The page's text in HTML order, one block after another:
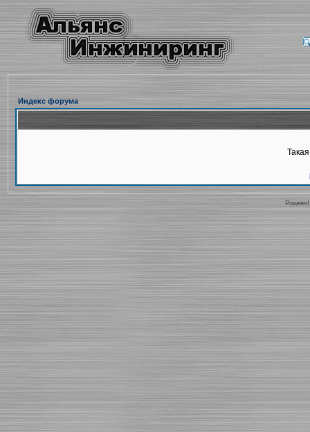
Индекс форума